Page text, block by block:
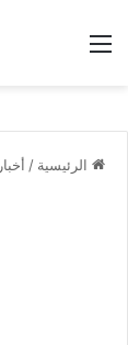
القائمة
الرئيسية / أخبار